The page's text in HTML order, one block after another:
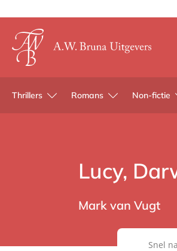
Thrillers Romans Non-fictie
Lucy,
Mark van Vugt
Snel